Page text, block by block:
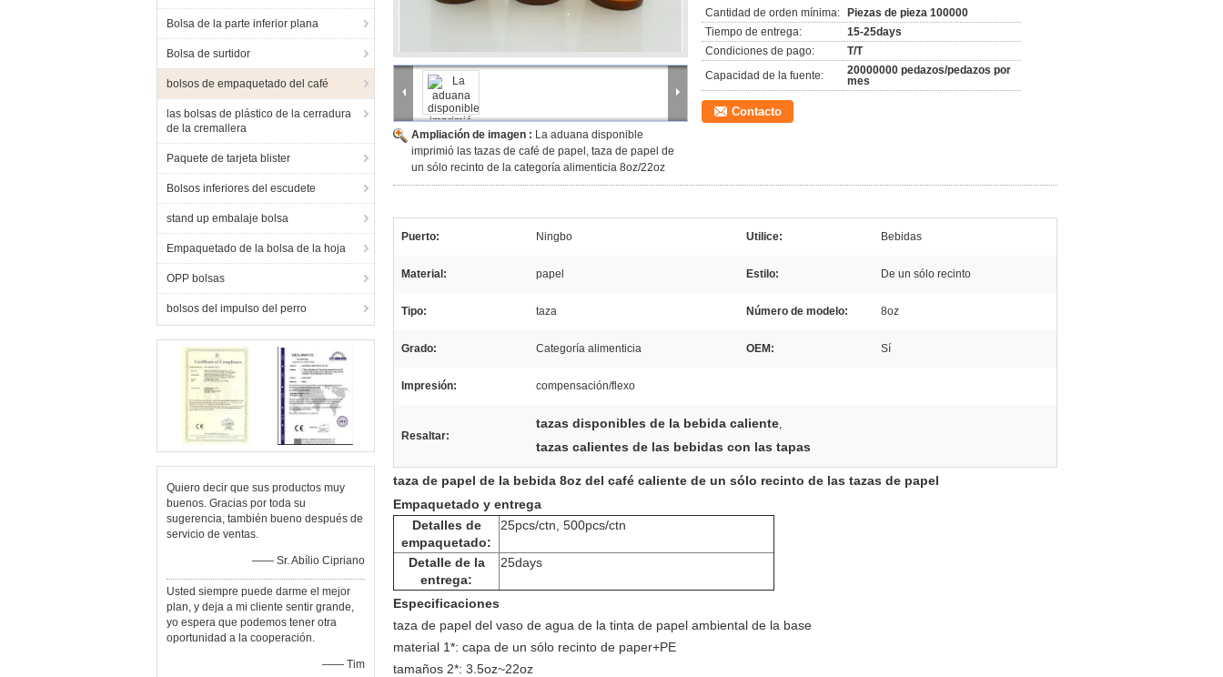
Bolsa de la parte inferior plana
Bolsa de surtidor
bolsos de empaquetado del café
las bolsas de plástico de la cerradura
de la cremallera
Paquete de tarjeta blister
Bolsos inferiores del escudete
stand up embalaje bolsa
Empaquetado de la bolsa de la hoja
OPP bolsas
bolsos del impulso del perro
Quiero decir que sus productos muy
buenos. Gracias por toda su
sugerencia, también bueno después de
servicio de ventas.
—— Sr. Abílio Cipriano
Usted siempre puede darme el mejor
plan, y deja a mi cliente sentir grande,
yo espera que podemos tener otra
oportunidad a la cooperación.
—— Tim
Ampliación de imagen : La aduana disponible
imprimió las tazas de café de papel, taza de papel de
un sólo recinto de la categoría alimenticia 8oz/22oz
Cantidad de orden mínima:
Piezas de pieza 100000
Tiempo de entrega:
15-25days
Condiciones de pago:
T/T
Capacidad de la fuente:
20000000 pedazos/pedazos por
mes
Contacto
Puerto: Ningbo Utilice: Bebidas
Material: papel Estilo: De un sólo recinto
Tipo: taza Número de modelo: 8oz
Grado: Categoría alimenticia OEM: Sí
Impresión: compensación/flexo
Resaltar:
tazas disponibles de la bebida caliente,
tazas calientes de las bebidas con las tapas
taza de papel de la bebida 8oz del café caliente de un sólo recinto de las tazas de papel
Empaquetado y entrega
Detalles de
empaquetado:
25pcs/ctn, 500pcs/ctn
Detalle de la
entrega:
25days
Especificaciones
taza de papel del vaso de agua de la tinta de papel ambiental de la base
material 1*: capa de un sólo recinto de paper+PE
tamaños 2*: 3.5oz~22oz